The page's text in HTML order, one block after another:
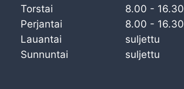
Torstai
8.00 - 16.30
Perjantai
8.00 - 16.30
Lauantai
suljettu
Sunnuntai
suljettu